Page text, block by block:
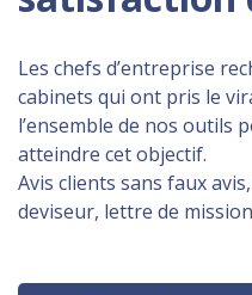
Les chefs d’entreprise
cabinets qui ont pris le
l’ensemble de nos outils
atteindre cet objectif.
Avis clients sans faux
deviseur, lettre de